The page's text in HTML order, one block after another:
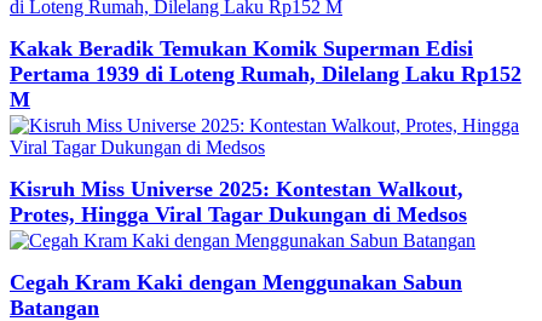
Kakak Beradik Temukan Komik Superman Edisi
Pertama 1939 di Loteng Rumah, Dilelang Laku Rp152
M
Kisruh Miss Universe 2025: Kontestan Walkout,
Protes, Hingga Viral Tagar Dukungan di Medsos
Cegah Kram Kaki dengan Menggunakan Sabun
Batangan